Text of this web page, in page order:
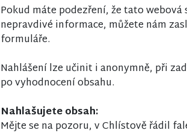
Pokud máte podezření, že tato
nepravdivé informace, můžete nám
formuláře.
Nahlášení lze učinit i anonymně, při
po vyhodnocení obsahu.
Nahlašujete obsah:
Mějte se na pozoru, v Chlístově řádil